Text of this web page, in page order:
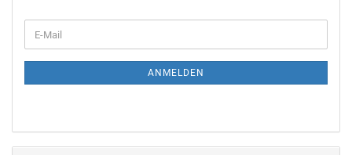
ZUR
E-
Mail
ANMELDEN